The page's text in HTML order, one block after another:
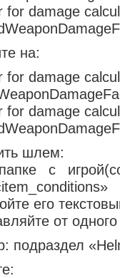
for damage
на:
for damage
for damage
шлем:
с
его
от
подраздел